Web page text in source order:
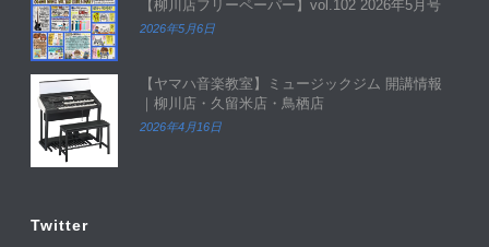
【柳川店フリーペーパー】vol.102 2026年5月号
2026年5月6日
【ヤマハ音楽教室】ミュージックジム 開講情報
｜柳川店・久留米店・鳥栖店
2026年4月16日
Twitter